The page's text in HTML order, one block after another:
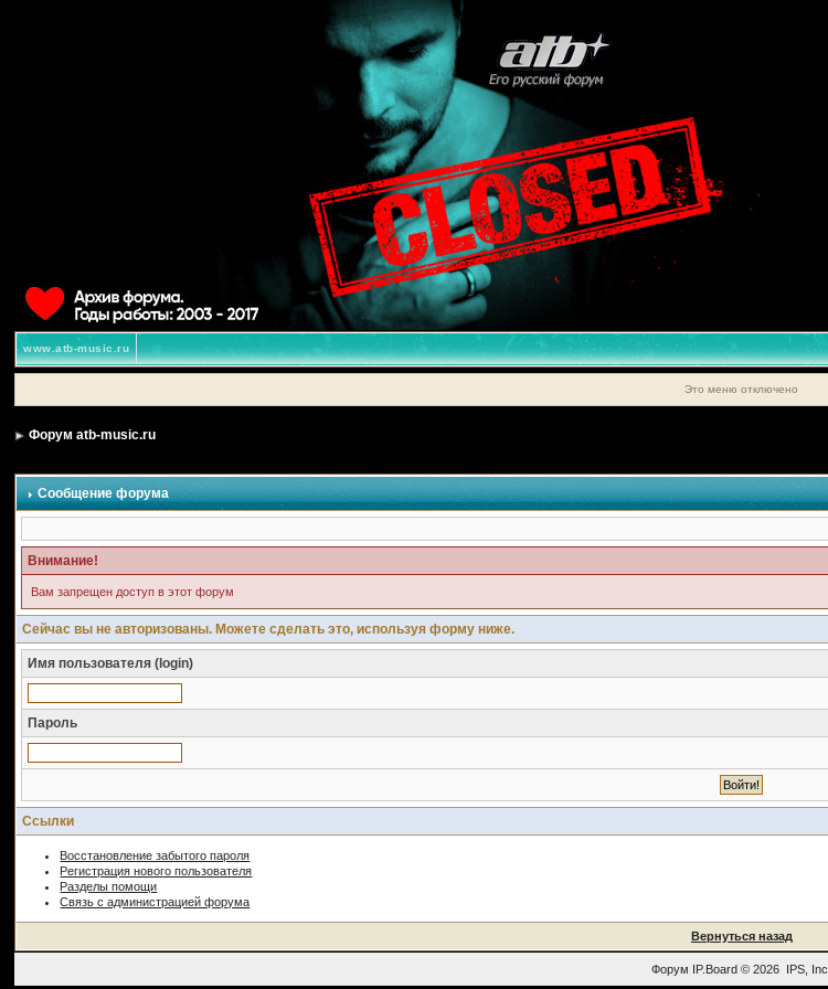
www.atb-music.ru
Это меню отключено
Форум atb-music.ru
Сообщение форума
Внимание!
Вам запрещен доступ в этот форум
Сейчас вы не авторизованы. Можете сделать это, используя форму ниже.
Имя пользователя (login)
Пароль
Ссылки
Восстановление забытого пароля
Регистрация нового пользователя
Разделы помощи
Связь с администрацией форума
Вернуться назад
Форум IP.Board © 2026 IPS, Inc